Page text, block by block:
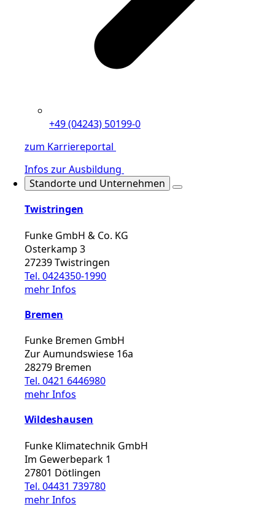
+49 (04243) 50199-0
zum Karriereportal
Infos zur Ausbildung
Standorte und Unternehmen
Twistringen
Funke GmbH & Co. KG
Osterkamp 3
27239 Twistringen
Tel. 0424350-1990
mehr Infos
Bremen
Funke Bremen GmbH
Zur Aumundswiese 16a
28279 Bremen
Tel. 0421 6446980
mehr Infos
Wildeshausen
Funke Klimatechnik GmbH
Im Gewerbepark 1
27801 Dötlingen
Tel. 04431 739780
mehr Infos